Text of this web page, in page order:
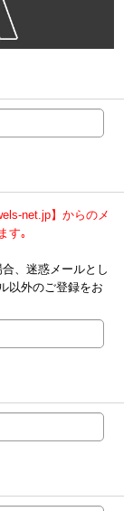
net.jp】からのメ
す｡
、迷惑メールとし
以外のご登録をお